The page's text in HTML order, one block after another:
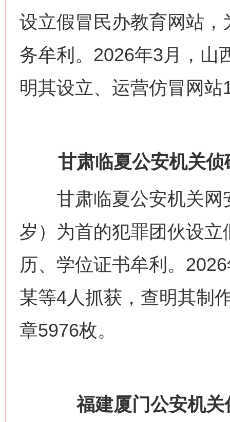
设立假冒民办教育网站
务牟利。2026年3月，山
明其设立、运营仿冒网
甘肃临夏公安机关侦
甘肃临夏公安机关网
岁）为首的犯罪团伙设
历、学位证书牟利。
某等4人抓获，查明其制
章5976枚。
福建厦门公安机关